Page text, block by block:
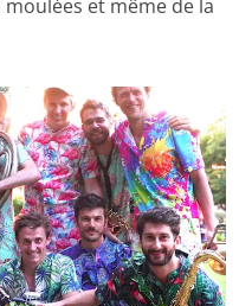
et même de la